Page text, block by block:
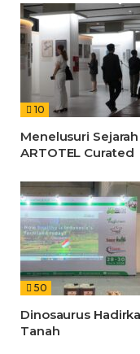
10
Menelusuri
ARTOTEL Curated
50
Dinosaurus
Tanah